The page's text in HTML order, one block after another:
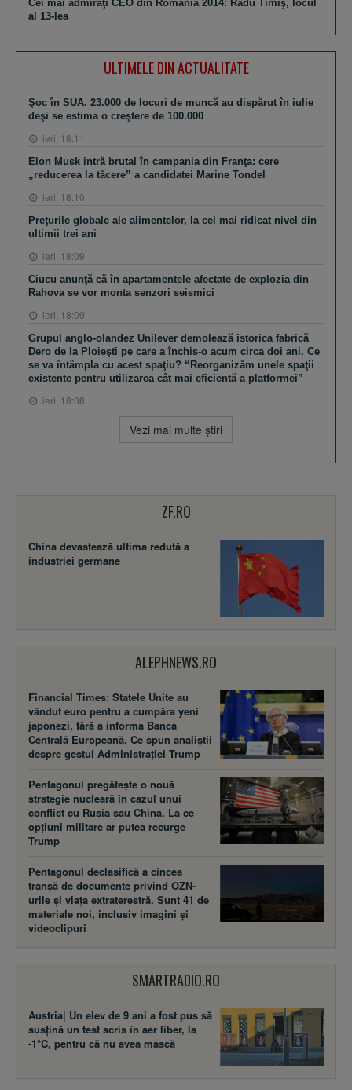
Cei mai admiraţi CEO din România 2014: Radu Timiş, locul
al 13-lea
ULTIMELE DIN ACTUALITATE
Şoc în SUA. 23.000 de locuri de muncă au dispărut în iulie
deşi se estima o creştere de 100.000
ieri, 18:11
Elon Musk intră brutal în campania din Franţa: cere
„reducerea la tăcere” a candidatei Marine Tondel
ieri, 18:10
Preţurile globale ale alimentelor, la cel mai ridicat nivel din
ultimii trei ani
ieri, 18:09
Ciucu anunţă că în apartamentele afectate de explozia din
Rahova se vor monta senzori seismici
ieri, 18:09
Grupul anglo-olandez Unilever demolează istorica fabrică
Dero de la Ploieşti pe care a închis-o acum circa doi ani. Ce
se va întâmpla cu acest spaţiu? “Reorganizăm unele spaţii
existente pentru utilizarea cât mai eficientă a platformei”
ieri, 18:08
Vezi mai multe ştiri
ZF.RO
China devastează ultima redută a
industriei germane
ALEPHNEWS.RO
Financial Times: Statele Unite au
vândut euro pentru a cumpăra yeni
japonezi, fără a informa Banca
Centrală Europeană. Ce spun analiștii
despre gestul Administrației Trump
Pentagonul pregătește o nouă
strategie nucleară în cazul unui
conflict cu Rusia sau China. La ce
opțiuni militare ar putea recurge
Trump
Pentagonul declasifică a cincea
tranșă de documente privind OZN-
urile și viața extraterestră. Sunt 41 de
materiale noi, inclusiv imagini și
videoclipuri
SMARTRADIO.RO
Austria| Un elev de 9 ani a fost pus să
susţină un test scris în aer liber, la
-1°C, pentru că nu avea mască